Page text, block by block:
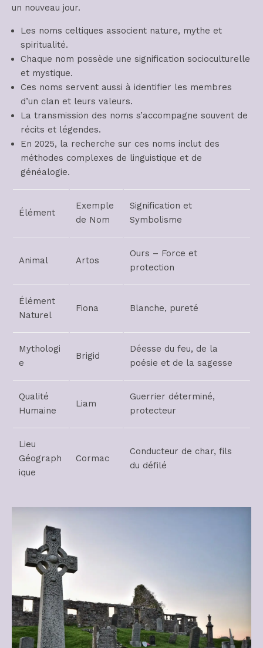
un nouveau jour.
Les noms celtiques associent nature, mythe et
spiritualité.
Chaque nom possède une signification socioculturelle
et mystique.
Ces noms servent aussi à identifier les membres
d’un clan et leurs valeurs.
La transmission des noms s’accompagne souvent de
récits et légendes.
En 2025, la recherche sur ces noms inclut des
méthodes complexes de linguistique et de
généalogie.
Élément
Exemple
de Nom
Signification et
Symbolisme
Animal Artos
Ours – Force et
protection
Élément
Naturel
Fiona Blanche, pureté
Mythologi
e
Brigid
Déesse du feu, de la
poésie et de la sagesse
Qualité
Humaine
Liam
Guerrier déterminé,
protecteur
Lieu
Géograph
ique
Cormac
Conducteur de char, fils
du défilé